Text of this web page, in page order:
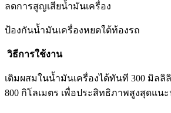
ลดการสูญเสียน้ำมันเครื่อง
ป้องกันน้ำมันเครื่องหยดใต้ท้องรถ
วิธีการใช้งาน
เติมผสมในน้ำมันเครื่องได้ทันที 300 มิล
800 กิโลเมตร เพื่อประสิทธิภาพสูงสุดแนะ